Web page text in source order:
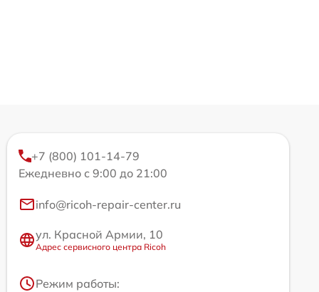
+7 (800) 101-14-79
Ежедневно с 9:00 до 21:00
info@ricoh-repair-center.ru
ул. Красной Армии, 10
Адрес сервисного центра Ricoh
Режим работы: